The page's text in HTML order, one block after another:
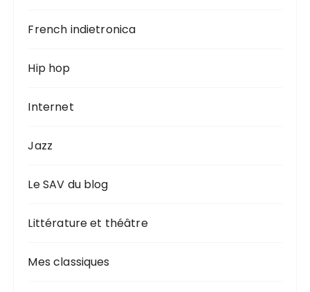
French indietronica
Hip hop
Internet
Jazz
Le SAV du blog
Littérature et théâtre
Mes classiques